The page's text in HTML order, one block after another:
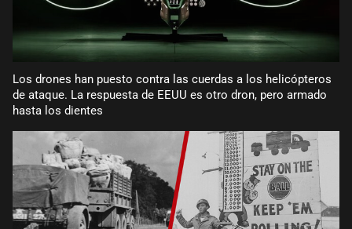
Los drones han puesto contra las cuerdas a los helicópteros
de ataque. La respuesta de EEUU es otro dron, pero armado
hasta los dientes